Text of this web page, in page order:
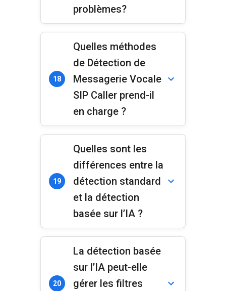
problèmes?
18
Quelles méthodes
de Détection de
Messagerie Vocale
SIP Caller prend-il
en charge ?
19
Quelles sont les
différences entre la
détection standard
et la détection
basée sur l’IA ?
20
La détection basée
sur l’IA peut-elle
gérer les filtres